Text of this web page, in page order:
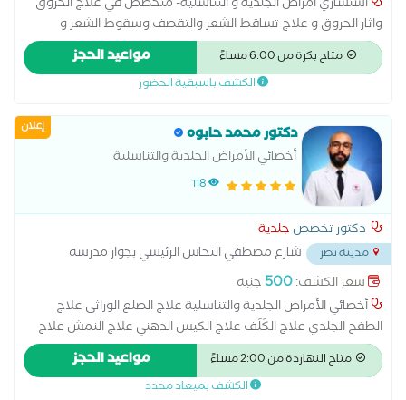
استشاري أمراض الجلدية و التناسلية- متخصص في علاج الحروق
واثار الحروق و علاج تساقط الشعر والتقصف وسقوط الشعر و
الأكزيما وعلاج حساسية الجلد - وازالة الزوائد الجلدية بالكى و
متخصص فى جميع الخدمات التجميلية الفيلر و البوتكس و البلازما
والميزوثيرابى استشاري الجلدية و التناسلية بمستشفى الكهرباء و
متاح بكرة من 6:00 مساءً مواعيد الحجز
الكشف باسبقية الحضور
إعلان دكتور محمد حابوه
أخصائي الأمراض الجلدية والتناسلية
118
دكتور تخصص جلدية
مدينة نصر
شارع مصطفي النحاس الرئيسي بجوار مدرسه
المنهل...
سعر الكشف:500 جنيه
أخصائي الأمراض الجلدية والتناسلية علاج الصلع الوراثى علاج
الطفح الجلدي علاج الكَلَف علاج الكيس الدهني علاج النمش علاج
سقوط الشعر للسيدات علاج عين السمكة علاج فطريات الاظافر عمل
الغمازاتمتاح النهاردة من 2:00 مساءً مواعيد الحجز
الكشف بميعاد محدد